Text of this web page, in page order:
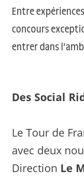
Entre
concours
entrer dans
Des Social
Le Tour de
avec deux
Direction Le